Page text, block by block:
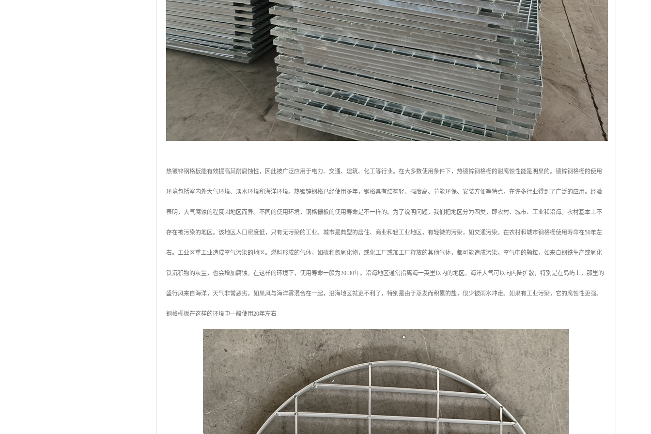
热镀锌钢格板能有效提高其耐腐蚀性，因此被广泛应用于电力、交通、建筑、化工等行业。在大多数使用条件下，热镀锌钢格栅的耐腐蚀性能是明显的。镀锌钢格栅的使用
环境包括室内外大气环境、淡水环境和海洋环境。热镀锌钢格已经使用多年，钢格具有结构轻、强度高、节能环保、安装方便等特点，在许多行业得到了广泛的应用。经验
表明，大气腐蚀的程度因地区而异。不同的使用环境，钢格栅板的使用寿命是不一样的。为了说明问题，我们把地区分为四类，即农村、城市、工业和沿海。农村基本上不
存在被污染的地区。该地区人口密度低，只有无污染的工业。城市是典型的居住、商业和轻工业地区，有轻微的污染，如交通污染。在农村和城市钢格栅使用寿命在50年左
右。工业区重工业造成空气污染的地区。燃料形成的气体，如硫和氮氧化物，或化工厂或加工厂释放的其他气体，都可能造成污染。空气中的颗粒，如来自钢铁生产或氧化
铁沉积物的灰尘，也会增加腐蚀。在这样的环境下，使用寿命一般为20-30年。沿海地区通常指离海一英里以内的地区。海洋大气可以向内陆扩散，特别是在岛屿上，那里的
盛行风来自海洋，天气非常恶劣。如果风与海洋雾混合在一起，沿海地区就更不利了，特别是由于蒸发而积累的盐，很少被雨水冲走。如果有工业污染，它的腐蚀性更强。
钢格栅板在这样的环境中一般使用20年左右